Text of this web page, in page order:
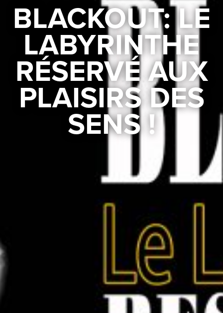
BLACKOUT: LE
LABYRINTHE
RÉSERVÉ AUX
PLAISIRS DES
SENS !